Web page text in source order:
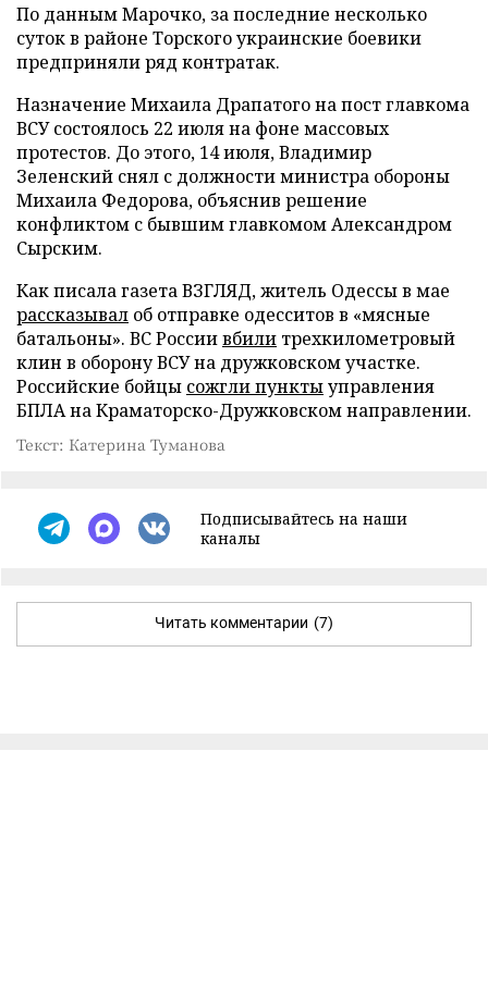
По данным Марочко, за последние несколько
суток в районе Торского украинские боевики
предприняли ряд контратак.
Назначение Михаила Драпатого на пост главкома
ВСУ состоялось 22 июля на фоне массовых
протестов. До этого, 14 июля, Владимир
Зеленский снял с должности министра обороны
Михаила Федорова, объяснив решение
конфликтом с бывшим главкомом Александром
Сырским.
Как писала газета ВЗГЛЯД, житель Одессы в мае
рассказывал об отправке одесситов в «мясные
батальоны». ВС Россиивбили трехкилометровый
клин в оборону ВСУ на дружковском участке.
Российские бойцы сожгли пунктыуправления
БПЛА на Краматорско-Дружковском направлении.
Текст: Катерина Туманова
Подписывайтесь на наши
каналы
Читать комментарии (7)